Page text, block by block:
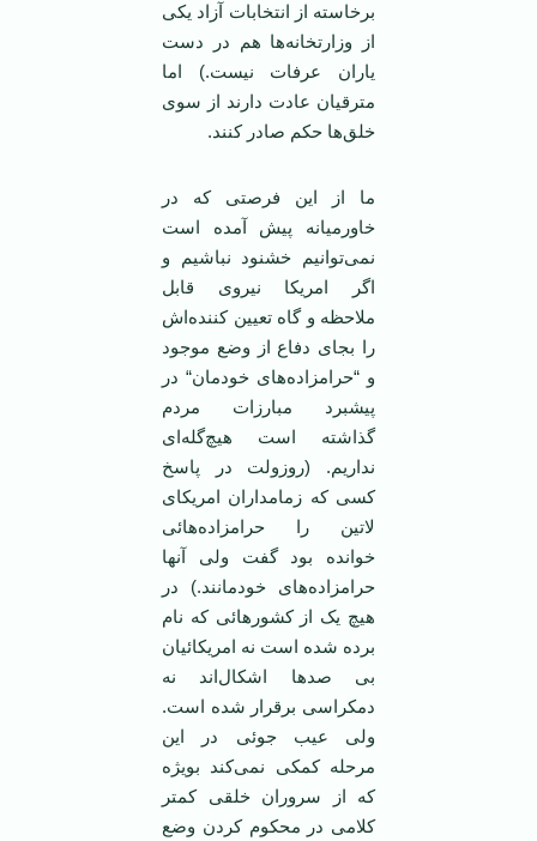
برخاسته از انتخابات آزاد يکی
از وزارتخانه‌ها هم در دست
ياران عرفات نيست.) اما
مترقيان عادت دارند از سوی
خلق‌ها حکم صادر کنند.
ما از اين فرصتی که در
خاورميانه پيش آمده است
نمی‌توانيم خشنود نباشيم و
اگر امريکا نيروی قابل
ملاحظه و گاه تعيين کننده‌اش
را بجای دفاع از وضع موجود
و “حرامزاده‌های خودمان“ در
پيشبرد مبارزات مردم
گذاشته است هيچ‌گله‌ای
نداريم. (روزولت در پاسخ
کسی که زمامداران امريکای
لاتين را حرامزاده‌هائی
خوانده بود گفت ولی آنها
حرامزاده‌های خودمانند.) در
هيچ يک از کشورهائی که نام
برده شده است نه امريکائيان
بی صدها اشکال‌اند نه
دمکراسی برقرار شده است.
ولی عيب جوئی در اين
مرحله کمکی نمی‌کند بويژه
که از سروران خلقی کمتر
کلامی در محکوم کردن وضع